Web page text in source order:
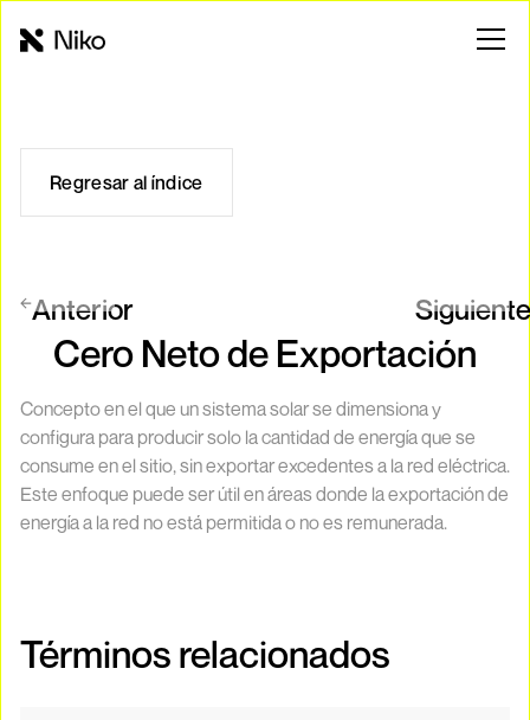
Regresar al índice
Anterior Siguiente
Cero Neto de Exportación
Concepto en el que un sistema solar se dimensiona y
configura para producir solo la cantidad de energía que se
consume en el sitio, sin exportar excedentes a la red eléctrica.
Este enfoque puede ser útil en áreas donde la exportación de
energía a la red no está permitida o no es remunerada.
Términos relacionados